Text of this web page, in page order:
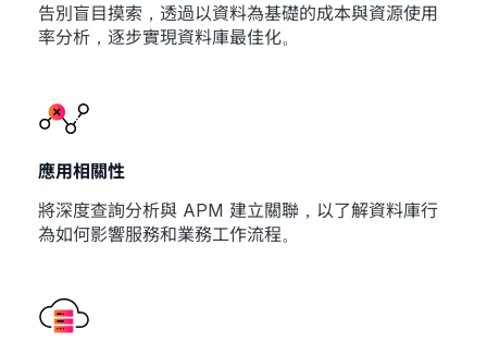
告別盲目摸索，透過以資料為基礎的成本與資源使用
率分析，逐步實現資料庫最佳化。
應用相關性
將深度查詢分析與 APM 建立關聯，以了解資料庫行
為如何影響服務和業務工作流程。